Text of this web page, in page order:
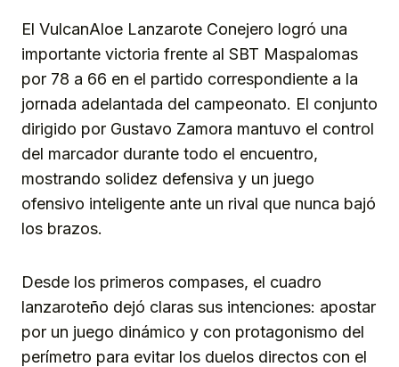
El VulcanAloe Lanzarote Conejero logró una
importante victoria frente al SBT Maspalomas
por 78 a 66 en el partido correspondiente a la
jornada adelantada del campeonato. El conjunto
dirigido por Gustavo Zamora mantuvo el control
del marcador durante todo el encuentro,
mostrando solidez defensiva y un juego
ofensivo inteligente ante un rival que nunca bajó
los brazos.
Desde los primeros compases, el cuadro
lanzaroteño dejó claras sus intenciones: apostar
por un juego dinámico y con protagonismo del
perímetro para evitar los duelos directos con el